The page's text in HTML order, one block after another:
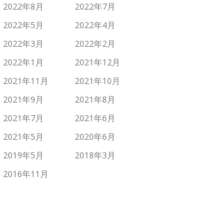
2022年8月
2022年7月
2022年5月
2022年4月
2022年3月
2022年2月
2022年1月
2021年12月
2021年11月
2021年10月
2021年9月
2021年8月
2021年7月
2021年6月
2021年5月
2020年6月
2019年5月
2018年3月
2016年11月